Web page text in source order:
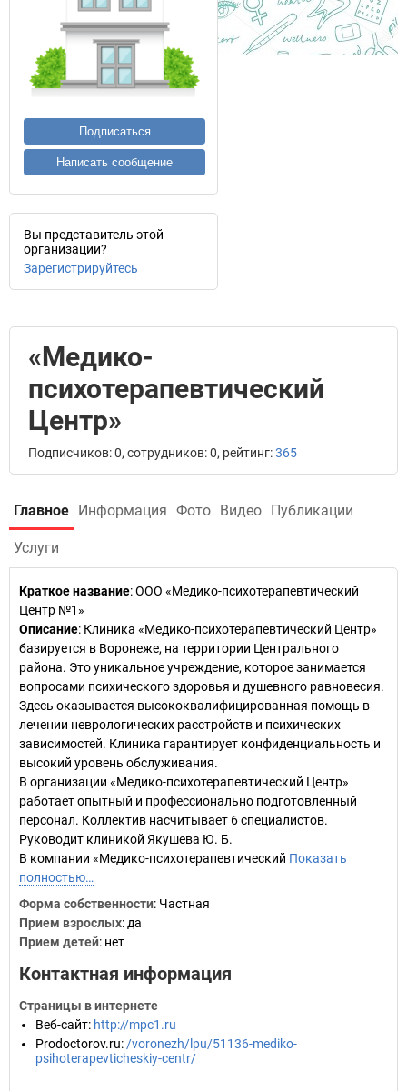
Подписаться
Написать сообщение
Вы представитель этой
организации?
Зарегистрируйтесь
«Медико-
психотерапевтический
Центр»
Подписчиков: 0, сотрудников: 0, рейтинг:365
Главное Информация Фото Видео Публикации
Услуги
Краткое название:ООО «Медико-психотерапевтический
Центр №1»
Описание: Клиника «Медико-психотерапевтический Центр»
базируется в Воронеже, на территории Центрального
района. Это уникальное учреждение, которое занимается
вопросами психического здоровья и душевного равновесия.
Здесь оказывается высококвалифицированная помощь в
лечении неврологических расстройств и психических
зависимостей. Клиника гарантирует конфиденциальность и
высокий уровень обслуживания.
В организации «Медико-психотерапевтический Центр»
работает опытный и профессионально подготовленный
персонал. Коллектив насчитывает 6 специалистов.
Руководит клиникой Якушева Ю. Б.
В компании «Медико-психотерапевтический Показать
полностью…
Форма собственности: Частная
Прием взрослых: да
Прием детей: нет
Контактная информация
Страницы в интернете
Веб-сайт: http://mpc1.ru
Prodoctorov.ru: /voronezh/lpu/51136-mediko-
psihoterapevticheskiy-centr/